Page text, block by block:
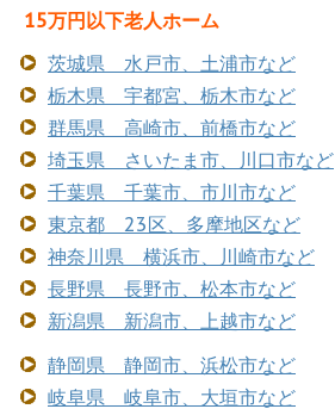
15万円以下老人ホーム
茨城県 水戸市、土浦市など
栃木県 宇都宮、栃木市など
群馬県 高崎市、前橋市など
埼玉県 さいたま市、川口市など
千葉県 千葉市、市川市など
東京都 23区、多摩地区など
神奈川県 横浜市、川崎市など
長野県 長野市、松本市など
新潟県 新潟市、上越市など
静岡県 静岡市、浜松市など
岐阜県 岐阜市、大垣市など